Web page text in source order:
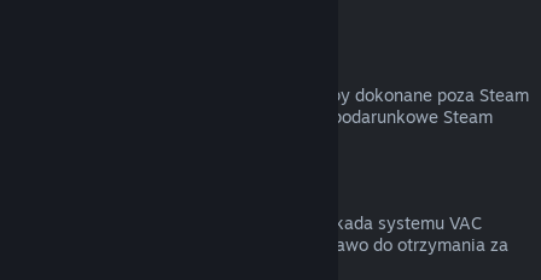
Valve nie może zapewnić zwrotu za zakupy dokonane poza Steam
(na przykład klucze produktów lub karty podarunkowe Steam
Jeśli na twoje konto została nałożona blokada systemu VAC
(Valve Anti-Cheat) na daną grę, tracisz prawo do otrzymania za